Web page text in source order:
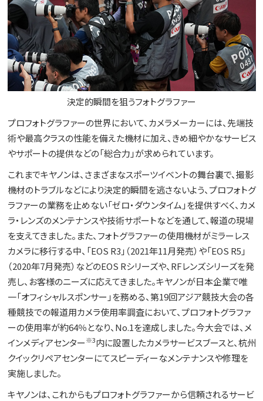
決定的瞬間を狙うフォトグラファー
プロフォトグラファーの世界において、カメラメーカーには、先端技
術や最高クラスの性能を備えた機材に加え、きめ細やかなサービス
やサポートの提供などの「総合力」が求められています。
これまでキヤノンは、さまざまなスポーツイベントの舞台裏で、撮影
機材のトラブルなどにより決定的瞬間を逃さないよう、プロフォトグ
ラファーの業務を止めない「ゼロ・ダウンタイム」を提供すべく、カメ
ラ・レンズのメンテナンスや技術サポートなどを通して、報道の現場
を支えてきました。また、フォトグラファーの使用機材がミラーレス
カメラに移行する中、「EOS R3」（2021年11月発売）や「EOS R5」
（2020年7月発売）などのEOS Rシリーズや、RFレンズシリーズを発
売し、お客様のニーズに応えてきました。キヤノンが日本企業で唯
一「オフィシャルスポンサー」を務める、第19回アジア競技大会の各
種競技での報道用カメラ使用率調査において、プロフォトグラファ
ーの使用率が約64％となり、No.1を達成しました。今大会では、メ
インメディアセンター※3内に設置したカメラサービスブースと、杭州
クイックリペアセンターにてスピーディーなメンテナンスや修理を
実施しました。
キヤノンは、これからもプロフォトグラファーから信頼されるサービ